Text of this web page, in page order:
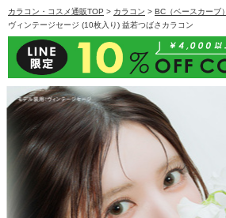
カラコン・コスメ通販TOP > カラコン > BC（ベースカーブ）
ヴィンテージセージ (10枚入り) 益若つばさカラコン